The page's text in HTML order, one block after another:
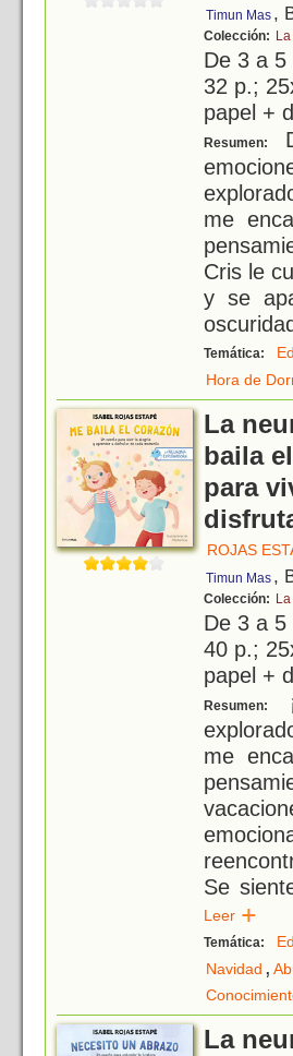
Timun Mas ,
Colección:
De 3 a
32 p.;
papel +
Resumen:
me
Cris le
y se
Temática:
Hora de
La
baila
para
ROJAS
Timun Mas ,
Colección:
De 3 a
40 p.;
papel +
Resumen:
me
Se
Leer
Temática:
Navidad ,
La